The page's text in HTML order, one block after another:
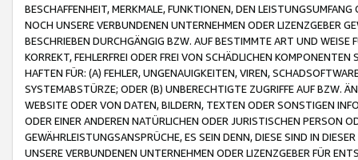
BESCHAFFENHEIT, MERKMALE, FUNKTIONEN, DEN
NOCH UNSERE VERBUNDENEN UNTERNEHMEN ODER LIZENZGEBER
BESCHRIEBEN DURCHGÄNGIG BZW. AUF BESTIMMTE ART UND
KORREKT, FEHLERFREI ODER FREI VON SCHÄDLICHEN
HAFTEN FÜR: (A) FEHLER, UNGENAUIGKEITEN, VIREN,
SYSTEMABSTÜRZE; ODER (B) UNBERECHTIGTE ZUGRIFFE AUF BZW.
WEBSITE ODER VON DATEN, BILDERN, TEXTEN ODER SONSTIGEN
ODER EINER ANDEREN NATÜRLICHEN ODER JURISTISCHEN PERSON
GEWÄHRLEISTUNGSANSPRÜCHE, ES SEIN DENN, DIESE SIND IN
UNSERE VERBUNDENEN UNTERNEHMEN ODER LIZENZGEBER FÜR